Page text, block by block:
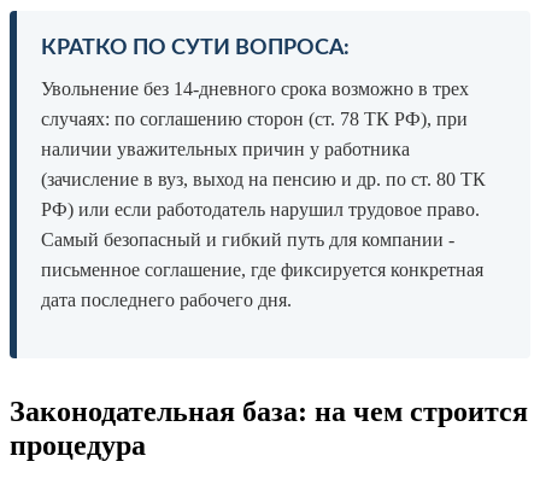
КРАТКО ПО СУТИ ВОПРОСА:
Увольнение без 14-дневного срока возможно в трех
случаях: по соглашению сторон (ст. 78 ТК РФ), при
наличии уважительных причин у работника
(зачисление в вуз, выход на пенсию и др. по ст. 80 ТК
РФ) или если работодатель нарушил трудовое право.
Самый безопасный и гибкий путь для компании -
письменное соглашение, где фиксируется конкретная
дата последнего рабочего дня.
Законодательная база: на чем строится
процедура